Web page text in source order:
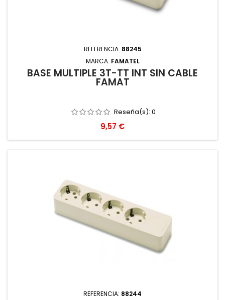
REFERENCIA: 88245
MARCA: FAMATEL
BASE MULTIPLE 3T-TT INT SIN CABLE
FAMAT
Reseña(s): 0
Precio
9,57 €
REFERENCIA: 88244